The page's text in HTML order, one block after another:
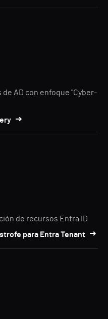
AD con enfoque "Cyber-
de recursos Entra ID
para Entra Tenant